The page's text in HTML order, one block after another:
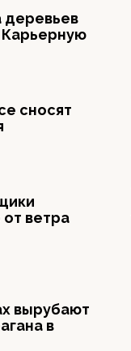
деревьев
сносят
ветра
вырубают
в